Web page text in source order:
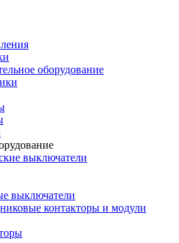
оборудование
выключатели
выключатели
контакторы и модули